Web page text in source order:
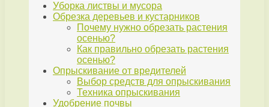
Уборка листвы и мусора
Обрезка деревьев и кустарников
Почему нужно обрезать растения
осенью?
Как правильно обрезать растения
осенью?
Опрыскивание от вредителей
Выбор средств для опрыскивания
Техника опрыскивания
Удобрение почвы